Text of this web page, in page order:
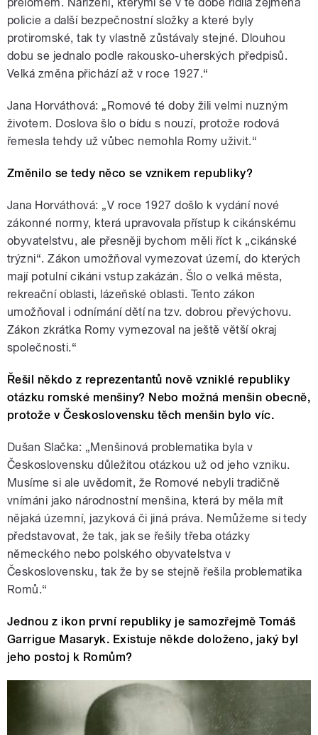
policie a další bezpečnostní složky a které byly
protiromské, tak ty vlastně zůstávaly stejné. Dlouhou
dobu se jednalo podle rakousko-uherských předpisů.
Velká změna přichází až v roce 1927.“
Jana Horváthová: „Romové té doby žili velmi nuzným
životem. Doslova šlo o bídu s nouzí, protože rodová
řemesla tehdy už vůbec nemohla Romy uživit.“
Změnilo se tedy něco se vznikem republiky?
Jana Horváthová: „V roce 1927 došlo k vydání nové
zákonné normy, která upravovala přístup k cikánskému
obyvatelstvu, ale přesněji bychom měli říct k „cikánské
trýzni“. Zákon umožňoval vymezovat území, do kterých
mají potulní cikáni vstup zakázán. Šlo o velká města,
rekreační oblasti, lázeňské oblasti. Tento zákon
umožňoval i odnímání dětí na tzv. dobrou převýchovu.
Zákon zkrátka Romy vymezoval na ještě větší okraj
společnosti.“
Řešil někdo z reprezentantů nově vzniklé republiky
otázku romské menšiny? Nebo možná menšin obecně,
protože v Československu těch menšin bylo víc.
Dušan Slačka: „Menšinová problematika byla v
Československu důležitou otázkou už od jeho vzniku.
Musíme si ale uvědomit, že Romové nebyli tradičně
vnímáni jako národnostní menšina, která by měla mít
nějaká územní, jazyková či jiná práva. Nemůžeme si tedy
představovat, že tak, jak se řešily třeba otázky
německého nebo polského obyvatelstva v
Československu, tak že by se stejně řešila problematika
Romů.“
Jednou z ikon první republiky je samozřejmě Tomáš
Garrigue Masaryk. Existuje někde doloženo, jaký byl
jeho postoj k Romům?